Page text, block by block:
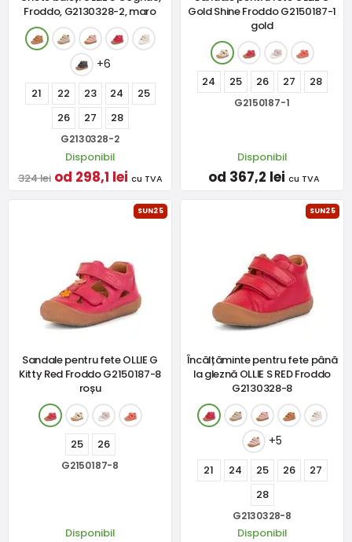
Froddo, G2130328-2, maro
+6
21 22 23 24
25
26
27 28
G2130328-2
Disponibil
324 lei od 298,1 lei cu TVA
Gold Shine Froddo G2150187-1
gold
24 25 26 27 28
G2150187-1
Disponibil
od 367,2 lei cu TVA
SUN25
Sandale pentru fete OLLIE G
Kitty Red Froddo G2150187-8
roșu
25 26
G2150187-8
Disponibil
SUN25
Încălțăminte pentru fete până
la gleznă OLLIE S RED Froddo
G2130328-8
+5
21 24 25 26
27
28
G2130328-8
Disponibil